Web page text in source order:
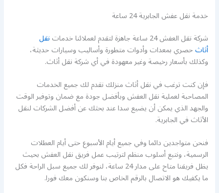
خدمة نقل عفش الجابرية 24 ساعة
شركة نقل العفش 24 ساعة جاهزة لتقدم لعملائنا خدمات
نقل
أثاثحصري بمعدات وأدوات متطورة وأساليب وسيارات حديثة،
وكذلك بأسعار رخيصة وغير معهودة في أي شركة نقل أثاث.
فإن كنت ترغب في نقل أثاث منزلك نقدم لك جميع الخدمات
المصاحبة لعملية نقل العفش وبأفضل جودة مع ضمان وتوفير الوقت
والجهد الذي يمكن أن يضيع سدا عند بحثك عن أفضل الشركات لنقل
الأثاث في الجابرية.
فنحن متواجدين دائما وفي جميع أيام الأسبوع حتى أيام العطلات
الرسمية، ونتبع أسلوب منظم لترتيب عمل فريق نقل العفش بحيث
يظل فريقنا متاح على مدار 24 ساعة، لنوفر لك جميع سبل الراحة فكل
ما يكفيك هو الاتصال بالرقم الخاص بنا وسنكون معك فورا.